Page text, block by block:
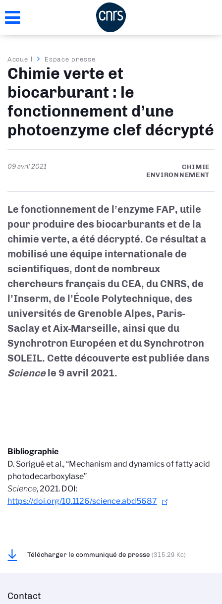
au
Fil
d'Ariane
Accueil Espace presse
Chimie verte et
biocarburant : le
fonctionnement d’une
photoenzyme clef décrypté
09 avril 2021
CHIMIE
ENVIRONNEMENT
Le fonctionnement de l’enzyme FAP, utile
pour produire des biocarburants et de la
chimie verte, a été décrypté. Ce résultat a
mobilisé une équipe internationale de
scientifiques, dont de nombreux
chercheurs français du CEA, du CNRS, de
l’Inserm, de l’École Polytechnique, des
universités de Grenoble Alpes, Paris-
Saclay et Aix-Marseille, ainsi que du
Synchrotron Européen et du Synchrotron
SOLEIL. Cette découverte est publiée dans
Sciencele 9 avril 2021.
Bibliographie
D. Sorigué et al., “Mechanism and dynamics of fatty acid
photodecarboxylase”
Science, 2021. DOI:
https://doi.org/10.1126/science.abd5687
Télécharger le communiqué de presse (315.29 Ko)
Contact